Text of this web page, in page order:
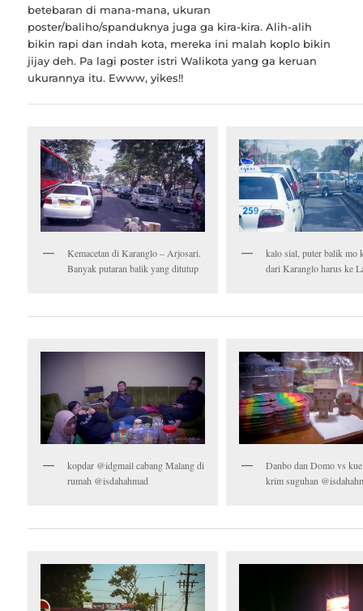
betebaran di mana-mana, ukuran
poster/baliho/spanduknya juga ga kira-kira. Alih-alih
bikin rapi dan indah kota, mereka ini malah koplo bikin
jijay deh. Pa lagi poster istri Walikota yang ga keruan
ukurannya itu. Ewww, yikes!!
Kemacetan di Karanglo – Arjosari.
Banyak putaran balik yang ditutup
kalo sial, puter balik mo
dari Karanglo harus ke
kopdar @idgmail cabang Malang di
rumah @isdahahmad
Danbo dan Domo vs kue
krim suguhan